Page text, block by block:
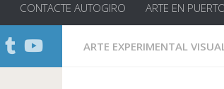
CONTACTE AUTOGIRO ARTE EN
ARTE EXPERIMENTAL